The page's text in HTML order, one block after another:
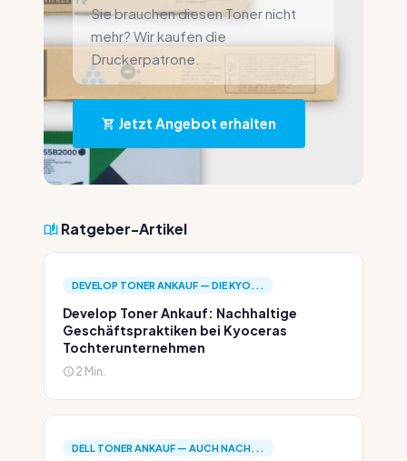
Sie brauchen diesen Toner nicht
mehr? Wir kaufen die
Druckerpatrone.
Jetzt Angebot erhalten
Ratgeber-Artikel
DEVELOP TONER ANKAUF — DIE KYO...
Develop Toner Ankauf: Nachhaltige
Geschäftspraktiken bei Kyoceras
Tochterunternehmen
2 Min.
DELL TONER ANKAUF — AUCH NACH...